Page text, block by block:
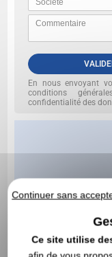
En nous envoyant
conditions
confidentialité des
Continuer sans
Ce site utilise